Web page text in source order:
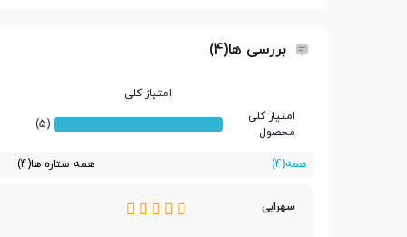
سایر مشخصات
بررسی ها(4)
امتیاز کلی
امتیاز کلی
محصول
(5)
همه(4) همه ستاره ها(4)
سهرابی